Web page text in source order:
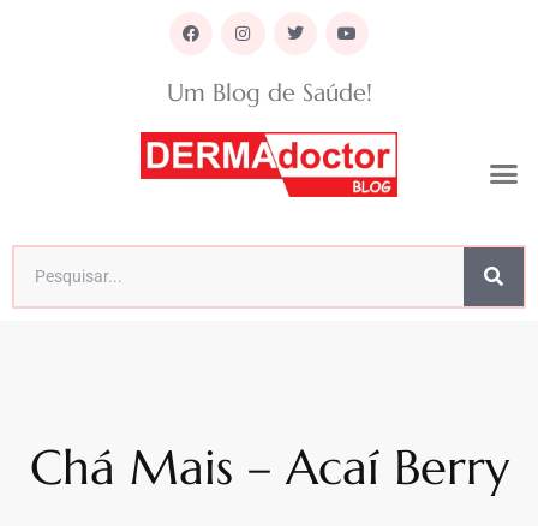
Um Blog de Saúde!
Chá Mais – Acaí Berry